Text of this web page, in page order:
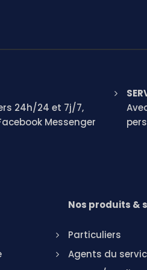
24h/24 et 7j/7,
Messenger
Nos produits &
Particuliers
Agents du